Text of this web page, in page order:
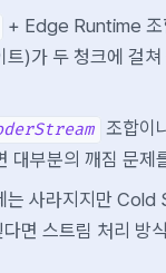
+ Edge Runtime
)가 두 청크에 걸쳐
조합이
대부분의 깨짐 문제
는 사라지지만
면 스트림 처리 방